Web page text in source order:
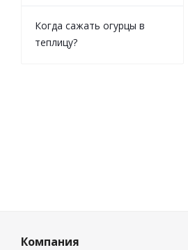
Когда сажать огурцы в
теплицу?
Компания